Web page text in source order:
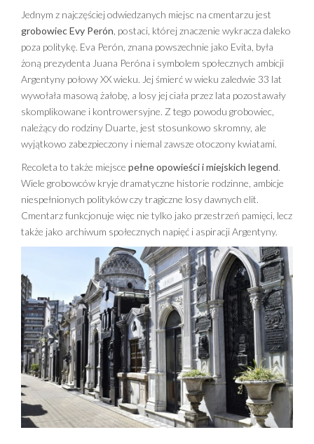
Jednym z najczęściej odwiedzanych miejsc na cmentarzu jest
grobowiec Evy Perón , postaci, której znaczenie wykracza daleko
poza politykę. Eva Perón, znana powszechnie jako Evita, była
żoną prezydenta Juana Peróna i symbolem społecznych ambicji
Argentyny połowy XX wieku. Jej śmierć w wieku zaledwie 33 lat
wywołała masową żałobę, a losy jej ciała przez lata pozostawały
skomplikowane i kontrowersyjne. Z tego powodu grobowiec,
należący do rodziny Duarte, jest stosunkowo skromny, ale
wyjątkowo zabezpieczony i niemal zawsze otoczony kwiatami.
Recoleta to także miejsce pełne opowieści i miejskich legend.
Wiele grobowców kryje dramatyczne historie rodzinne, ambicje
niespełnionych polityków czy tragiczne losy dawnych elit.
Cmentarz funkcjonuje więc nie tylko jako przestrzeń pamięci, lecz
także jako archiwum społecznych napięć i aspiracji Argentyny.